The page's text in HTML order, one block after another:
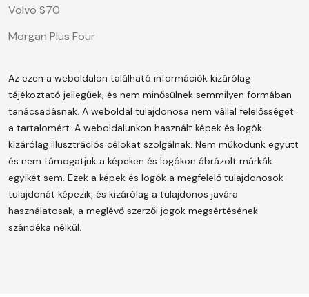
Volvo S70
Morgan Plus Four
Az ezen a weboldalon található információk kizárólag
tájékoztató jellegűek, és nem minősülnek semmilyen formában
tanácsadásnak. A weboldal tulajdonosa nem vállal felelősséget
a tartalomért. A weboldalunkon használt képek és logók
kizárólag illusztrációs célokat szolgálnak. Nem működünk együtt
és nem támogatjuk a képeken és logókon ábrázolt márkák
egyikét sem. Ezek a képek és logók a megfelelő tulajdonosok
tulajdonát képezik, és kizárólag a tulajdonos javára
használatosak, a meglévő szerzői jogok megsértésének
szándéka nélkül.